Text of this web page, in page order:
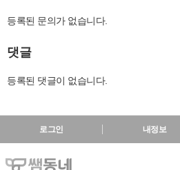
등록된 문의가 없습니다.
댓글
등록된 댓글이 없습니다.
로그인 내정보